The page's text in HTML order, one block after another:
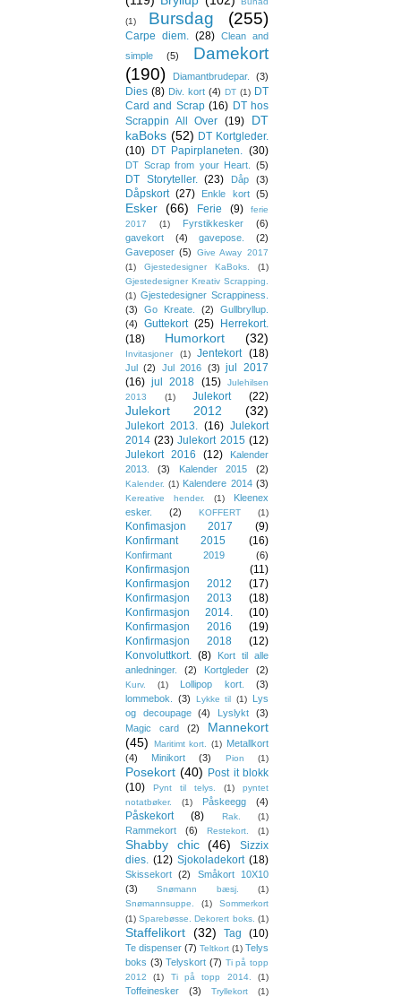
(1)
Bursdag (255)
Carpe diem. (28) Clean and
simple
(5)
Damekort
(190)
Diamantbrudepar. (3)
Dies (8) Div. kort (4) DT (1) DT
Card and Scrap (16) DT hos
Scrappin All Over (19)
DT
kaBoks (52) DT Kortgleder.
(10)
DT Papirplaneten. (30)
DT Scrap from your Heart. (5)
DT Storyteller. (23) Dåp (3)
Dåpskort (27) Enkle kort (5)
Esker (66) Ferie (9)
ferie
2017
(1) Fyrstikkesker
(6)
gavekort
(4) gavepose.
(2)
Gaveposer (5)
Give Away 2017
(1)
Gjestedesigner KaBoks.
(1)
Gjestedesigner Kreativ Scrapping.
(1) Gjestedesigner Scrappiness.
(3)
Go Kreate. (2)
Gullbryllup.
(4)
Guttekort (25)
Herrekort.
(18)
Humorkort (32)
Invitasjoner (1) Jentekort (18)
Jul (2) Jul 2016 (3)
jul 2017
(16) jul 2018 (15)
Julehilsen
2013
(1) Julekort (22)
Julekort 2012 (32)
Julekort 2013. (16) Julekort
2014 (23) Julekort 2015 (12)
Julekort 2016
(12)
Kalender
2013.
(3) Kalender 2015 (2)
Kalender. (1) Kalendere 2014 (3)
Kereative hender. (1)
Kleenex
esker.
(2) KOFFERT (1)
Konfimasjon 2017
(9)
Konfirmant 2015
(16)
Konfirmant 2019 (6)
Konfirmasjon
(11)
Konfirmasjon 2012
(17)
Konfirmasjon 2013
(18)
Konfirmasjon 2014.
(10)
Konfirmasjon 2016
(19)
Konfirmasjon 2018
(12)
Konvoluttkort. (8)
Kort til alle
anledninger.
(2) Kortgleder (2)
Kurv. (1) Lollipop kort.
(3)
lommebok.
(3) Lykke til (1)
Lys
og decoupage
(4) Lyslykt
(3)
Magic card
(2)
Mannekort
(45)
Maritimt kort. (1) Metallkort
(4)
Minikort (3) Pion (1)
Posekort (40) Post it blokk
(10)
Pynt til telys. (1)
pyntet
notatbøker.
(1) Påskeegg (4)
Påskekort (8) Rak. (1)
Rammekort (6) Restekort. (1)
Shabby chic (46)
Sizzix
dies. (12) Sjokoladekort (18)
Skissekort (2)
Småkort 10X10
(3)
Snømann bæsj.
(1)
Snømannsuppe.
(1)
Sommerkort
(1) Sparebøsse. Dekorert boks. (1)
Staffelikort (32) Tag (10)
Te dispenser (7) Teltkort (1) Telys
boks (3) Telyskort (7) Ti på topp
2012
(1) Ti på topp 2014. (1)
Toffeinesker (3) Tryllekort (1)